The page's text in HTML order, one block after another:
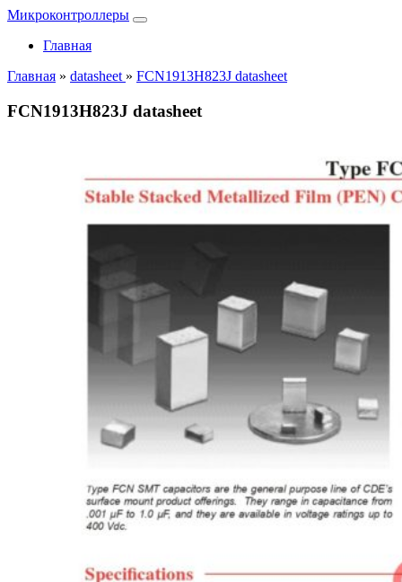
Микроконтроллеры
Главная
Главная » datasheet » FCN1913H823J datasheet
FCN1913H823J datasheet